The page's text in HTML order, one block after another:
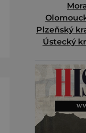
Plzeňský
Ústecký